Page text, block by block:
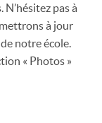
pas à
à jour
notre école.
« Photos »